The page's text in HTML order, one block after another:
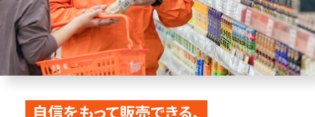
自信をもって販売できる、